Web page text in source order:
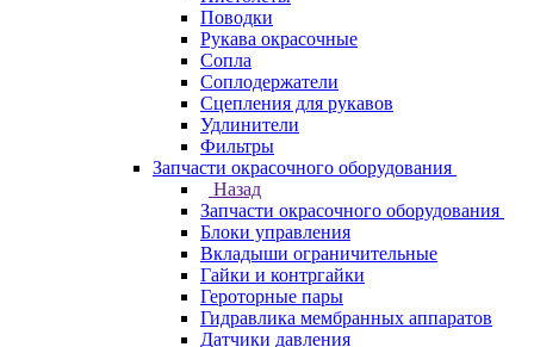
Поводки
Рукава окрасочные
Сопла
Соплодержатели
Сцепления для рукавов
Удлинители
Фильтры
Запчасти окрасочного оборудования
Назад
Запчасти окрасочного оборудования
Блоки управления
Вкладыши ограничительные
Гайки и контргайки
Героторные пары
Гидравлика мембранных аппаратов
Датчики давления